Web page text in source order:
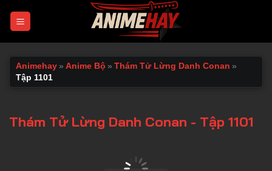
Animehay » Anime Bộ » Thám Tử Lừng Danh Conan »
Tập 1101
Thám Tử Lừng Danh Conan - Tập 1101